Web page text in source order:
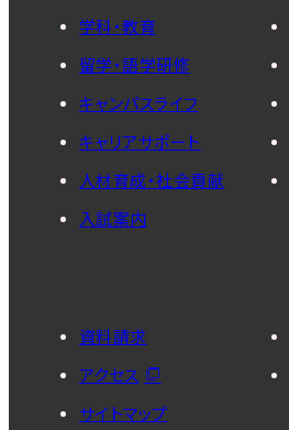
学科・教育
留学・語学研修
キャンパスライフ
キャリアサポート
人材育成・社会貢献
入試案内
資料請求
アクセス
サイトマップ